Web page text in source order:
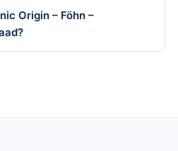
Origin – Föhn –